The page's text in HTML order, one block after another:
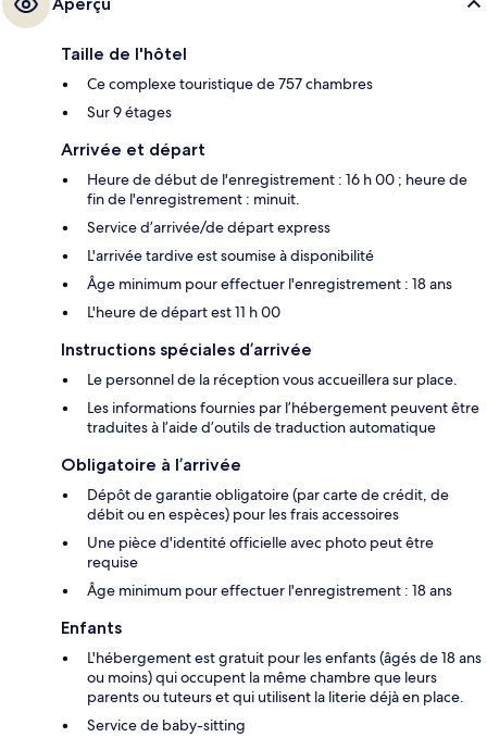
Taille de l'hôtel
Ce complexe touristique de 757 chambres
Sur 9 étages
Arrivée et départ
Heure de début de l'enregistrement : 16 h 00 ; heure de
fin de l'enregistrement : minuit.
Service d’arrivée/de départ express
L'arrivée tardive est soumise à disponibilité
Âge minimum pour effectuer l'enregistrement : 18 ans
L'heure de départ est 11 h 00
Instructions spéciales d’arrivée
Le personnel de la réception vous accueillera sur place.
Les informations fournies par l’hébergement peuvent être
traduites à l’aide d’outils de traduction automatique
Obligatoire à l’arrivée
Dépôt de garantie obligatoire (par carte de crédit, de
débit ou en espèces) pour les frais accessoires
Une pièce d'identité officielle avec photo peut être
requise
Âge minimum pour effectuer l'enregistrement : 18 ans
Enfants
L'hébergement est gratuit pour les enfants (âgés de 18 ans
ou moins) qui occupent la même chambre que leurs
parents ou tuteurs et qui utilisent la literie déjà en place.
Service de baby-sitting